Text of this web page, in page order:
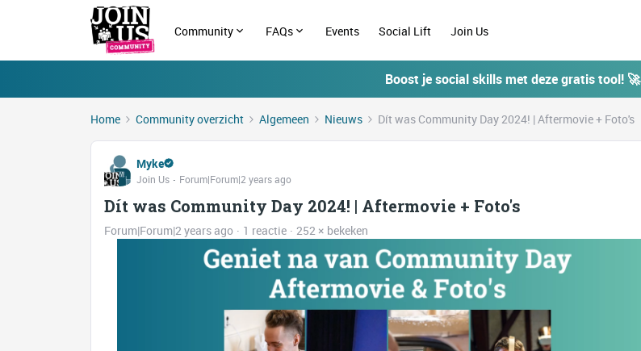
Community FAQs Events Social Lift Join Us
Boost je social skills met deze gratis tool! 🚀
Home Community overzicht Algemeen Nieuws Dít was Community Day 2024! | Aftermovie + Foto's
Myke
Join Us Forum|Forum|2 years ago
Dít was Community Day 2024! | Aftermovie + Foto's
Forum|Forum|2 years ago 1 reactie 252 × bekeken